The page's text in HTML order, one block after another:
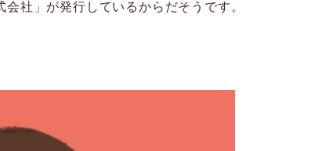
社」が発行しているからだそうです。